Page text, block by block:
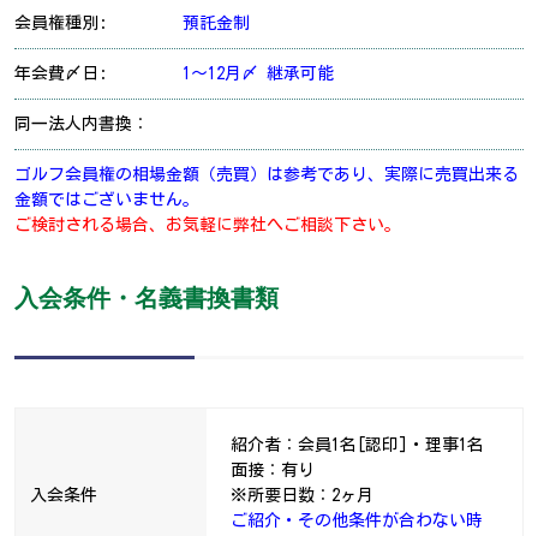
会員権種別: 預託金制
年会費〆日: 1～12月〆 継承可能
同一法人内書換：
ゴルフ会員権の相場金額（売買）は参考であり、実際に売買出来る
金額ではございません。
ご検討される場合、お気軽に弊社へご相談下さい。
入会条件・名義書換書類
入会条件
紹介者：会員1名[認印]・理事1名
面接：有り
※所要日数：2ヶ月
ご紹介・その他条件が合わない時